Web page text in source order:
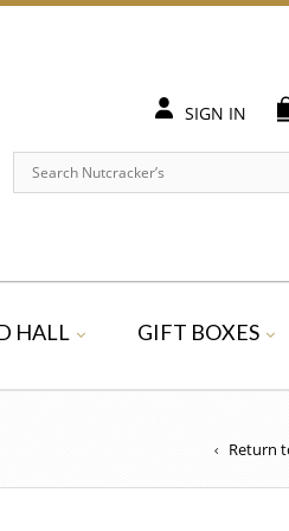
SIGN IN
HALL GIFT BOXES
Return